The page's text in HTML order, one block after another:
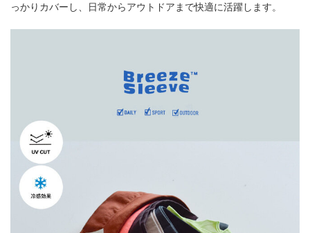
っかりカバーし、日常からアウトドアまで快適に活躍します。